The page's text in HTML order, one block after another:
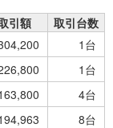
引額
取引台数
1台
1台
4台
8台